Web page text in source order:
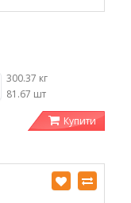
300.37 кг
/81.67 шт
Купити